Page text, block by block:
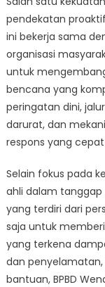
pendekatan
ini bekerja sama
organisasi
untuk
bencana yang
peringatan dini,
darurat, dan
respons yang
Selain fokus pada
ahli dalam
yang terdiri dari
saja untuk
yang terkena
dan
bantuan, BPBD